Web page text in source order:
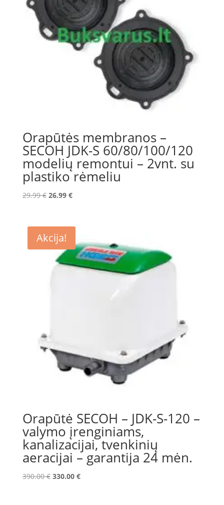
Orapūtės membranos –
SECOH JDK-S 60/80/100/120
modelių remontui – 2vnt. su
plastiko rėmeliu
29.99€ Original
29.99 €.
26.99 €Current
26.99 €.
Akcija!
Orapūtė SECOH – JDK-S-120 –
valymo įrenginiams,
kanalizacijai, tvenkinių
aeracijai – garantija 24 mėn.
390.00€ Original
330.00 €Current